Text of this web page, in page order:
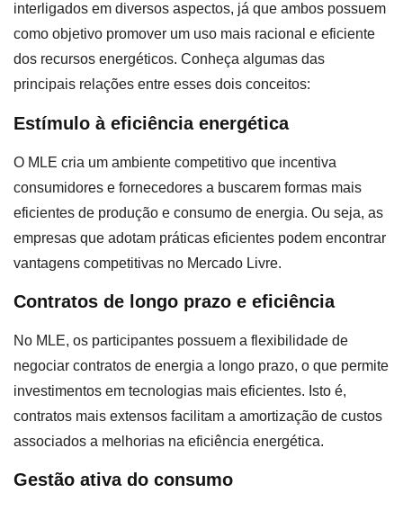
interligados em diversos aspectos, já que ambos possuem
como objetivo promover um uso mais racional e eficiente
dos recursos energéticos. Conheça algumas das
principais relações entre esses dois conceitos:
Estímulo à eficiência energética
O MLE cria um ambiente competitivo que incentiva
consumidores e fornecedores a buscarem formas mais
eficientes de produção e consumo de energia. Ou seja, as
empresas que adotam práticas eficientes podem encontrar
vantagens competitivas no Mercado Livre.
Contratos de longo prazo e eficiência
No MLE, os participantes possuem a flexibilidade de
negociar contratos de energia a longo prazo, o que permite
investimentos em tecnologias mais eficientes. Isto é,
contratos mais extensos facilitam a amortização de custos
associados a melhorias na eficiência energética.
Gestão ativa do consumo